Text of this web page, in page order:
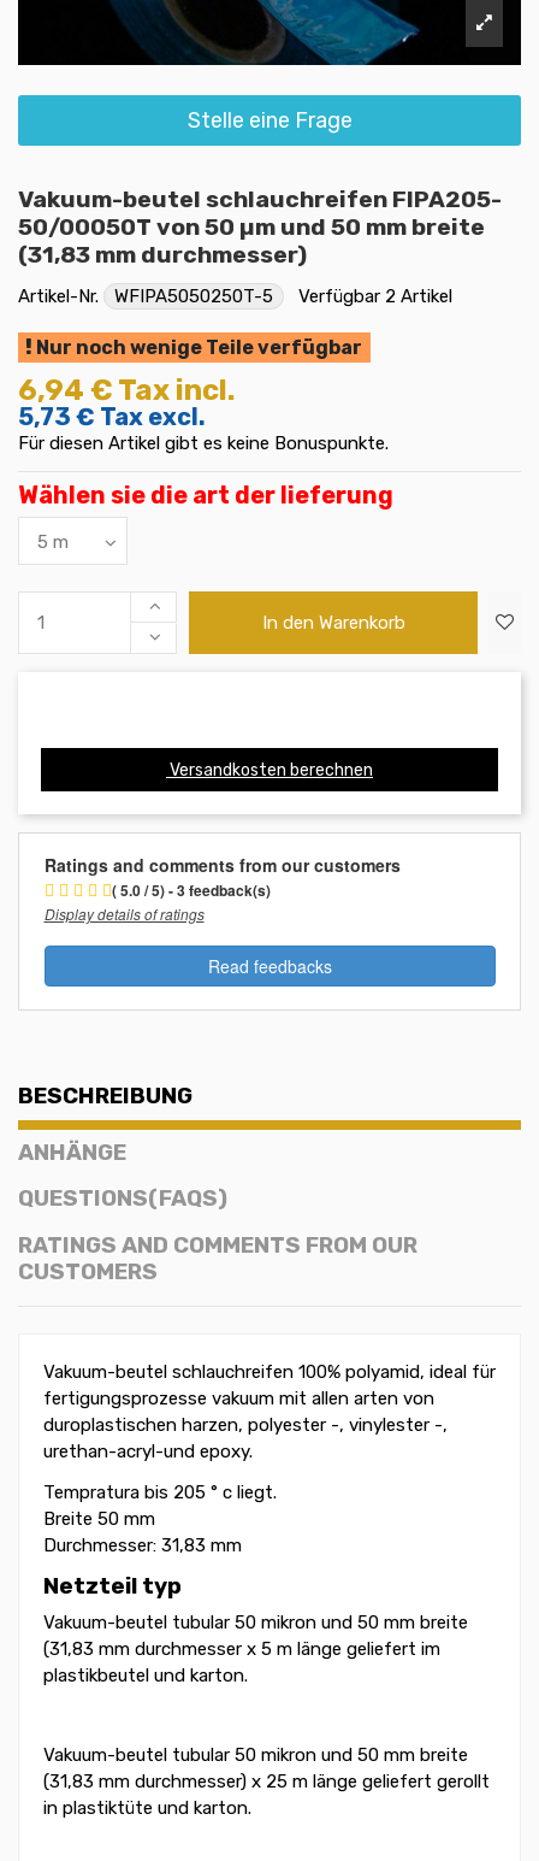
Stelle eine Frage
Vakuum-beutel schlauchreifen FIPA205-
50/00050T von 50 µm und 50 mm breite
(31,83 mm durchmesser)
Artikel-Nr. WFIPA5050250T-5 Verfügbar 2 Artikel
Nur noch wenige Teile verfügbar
6,94 € Tax incl.
5,73 € Tax excl.
Für diesen Artikel gibt es keine Bonuspunkte.
Wählen sie die art der lieferung
In den Warenkorb
Versandkosten berechnen
Ratings and comments from our customers
( 5.0 / 5) - 3 feedback(s)
Display details of ratings
Read feedbacks
BESCHREIBUNG
ANHÄNGE
QUESTIONS(FAQS)
RATINGS AND COMMENTS FROM OUR
CUSTOMERS
Vakuum-beutel schlauchreifen 100% polyamid, ideal für
fertigungsprozesse vakuum mit allen arten von
duroplastischen harzen, polyester -, vinylester -,
urethan-acryl-und epoxy.
Tempratura bis 205 ° c liegt.
Breite 50 mm
Durchmesser: 31,83 mm
Netzteil typ
Vakuum-beutel tubular 50 mikron und 50 mm breite
(31,83 mm durchmesser x 5 m länge geliefert im
plastikbeutel und karton.
Vakuum-beutel tubular 50 mikron und 50 mm breite
(31,83 mm durchmesser) x 25 m länge geliefert gerollt
in plastiktüte und karton.